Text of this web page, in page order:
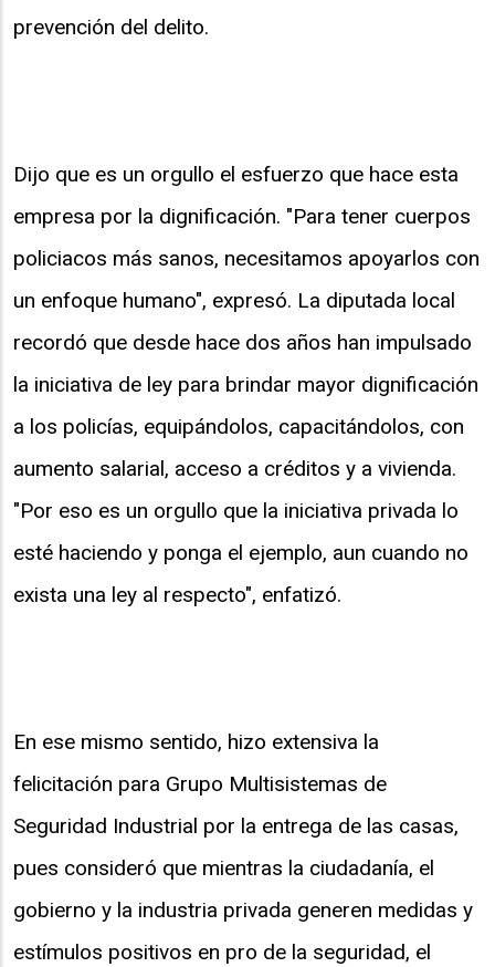
prevención del delito.
Dijo que es un orgullo el esfuerzo que hace esta
empresa por la dignificación. "Para tener cuerpos
policiacos más sanos, necesitamos apoyarlos con
un enfoque humano", expresó. La diputada local
recordó que desde hace dos años han impulsado
la iniciativa de ley para brindar mayor dignificación
a los policías, equipándolos, capacitándolos, con
aumento salarial, acceso a créditos y a vivienda.
"Por eso es un orgullo que la iniciativa privada lo
esté haciendo y ponga el ejemplo, aun cuando no
exista una ley al respecto", enfatizó.
En ese mismo sentido, hizo extensiva la
felicitación para Grupo Multisistemas de
Seguridad Industrial por la entrega de las casas,
pues consideró que mientras la ciudadanía, el
gobierno y la industria privada generen medidas y
estímulos positivos en pro de la seguridad, el